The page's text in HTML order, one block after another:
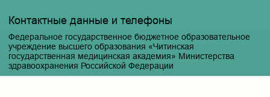
Контактные данные и телефоны
Федеральное государственное бюджетное образовательное
учреждение высшего образования «Читинская
государственная медицинская академия» Министерства
здравоохранения Российской Федерации